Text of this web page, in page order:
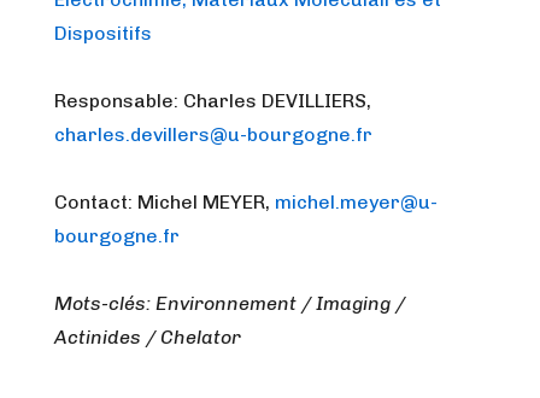
Dispositifs
Responsable: Charles DEVILLIERS,
charles.devillers@u-bourgogne.fr
Contact: Michel MEYER, michel.meyer@u-
bourgogne.fr
Mots-clés: Environnement / Imaging /
Actinides / Chelator